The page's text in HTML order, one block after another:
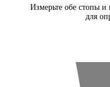
Измерьте обе стопы и
для